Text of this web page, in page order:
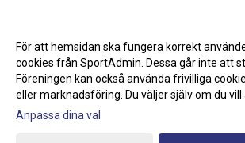
Gå till Webbversion
För att hemsidan ska fungera korrekt
cookies från SportAdmin. Dessa går inte att
Föreningen kan också använda frivilliga
eller marknadsföring. Du väljer själv om du vill
Anpassa dina val